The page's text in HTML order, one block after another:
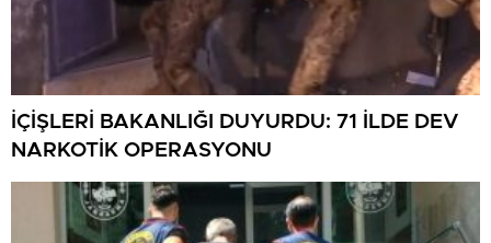
İÇİŞLERİ BAKANLIĞI DUYURDU: 71 İLDE DEV
NARKOTİK OPERASYONU